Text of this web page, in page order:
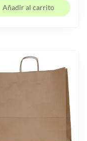
Añadir al carrito